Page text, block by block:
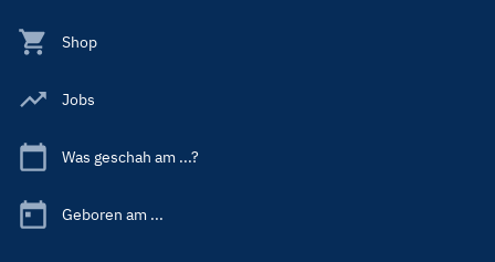
Shop
Jobs
Was geschah am ...?
Geboren am ...